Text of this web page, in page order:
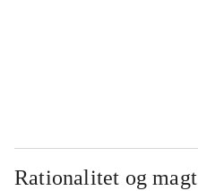
Rationalitet og magt